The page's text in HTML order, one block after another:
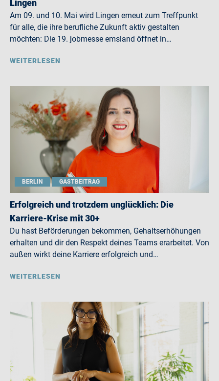
Lingen
Am 09. und 10. Mai wird Lingen erneut zum Treffpunkt
für alle, die ihre berufliche Zukunft aktiv gestalten
möchten: Die 19. jobmesse emsland öffnet in…
WEITERLESEN
BERLIN GASTBEITRAG
Erfolgreich und trotzdem unglücklich: Die
Karriere-Krise mit 30+
Du hast Beförderungen bekommen, Gehaltserhöhungen
erhalten und dir den Respekt deines Teams erarbeitet. Von
außen wirkt deine Karriere erfolgreich und…
WEITERLESEN